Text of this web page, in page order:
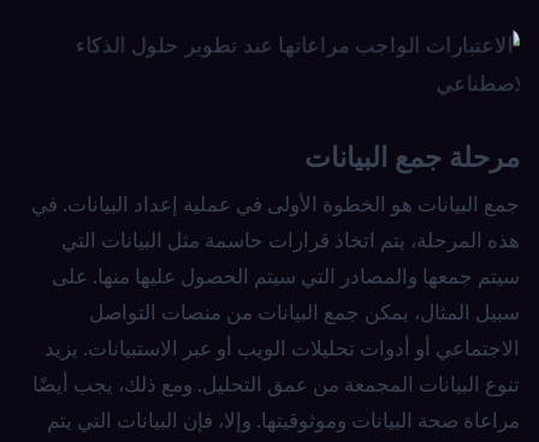
مرحلة جمع البيانات
جمع البيانات هو الخطوة الأولى في عملية إعداد البيانات. في
هذه المرحلة، يتم اتخاذ قرارات حاسمة مثل البيانات التي
سيتم جمعها والمصادر التي سيتم الحصول عليها منها. على
سبيل المثال، يمكن جمع البيانات من منصات التواصل
الاجتماعي أو أدوات تحليلات الويب أو عبر الاستبيانات. يزيد
تنوع البيانات المجمعة من عمق التحليل. ومع ذلك، يجب أيضًا
مراعاة صحة البيانات وموثوقيتها. وإلا، فإن البيانات التي يتم